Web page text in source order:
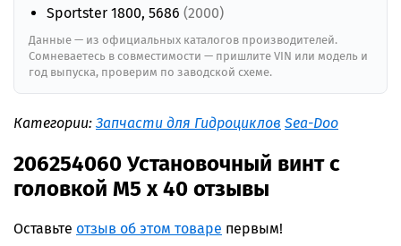
Sportster 1800, 5686 (2000)
Данные — из официальных каталогов производителей.
Сомневаетесь в совместимости — пришлите VIN или модель и
год выпуска, проверим по заводской схеме.
Категории: Запчасти для Гидроциклов Sea-Doo
206254060 Установочный винт с
головкой M5 x 40 отзывы
Оставьте отзыв об этом товаре первым!